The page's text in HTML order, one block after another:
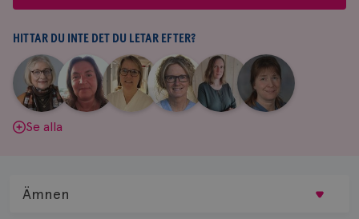
&
svar
HITTAR DU INTE DET DU LETAR EFTER?
Aina
Johnsson
|
Anne
Andersson
Fredrika
Killander
|
Jeanette
Bäcklund
|
Maria
Edegran
|
Yvette
Andersson
Se alla
Ämnen